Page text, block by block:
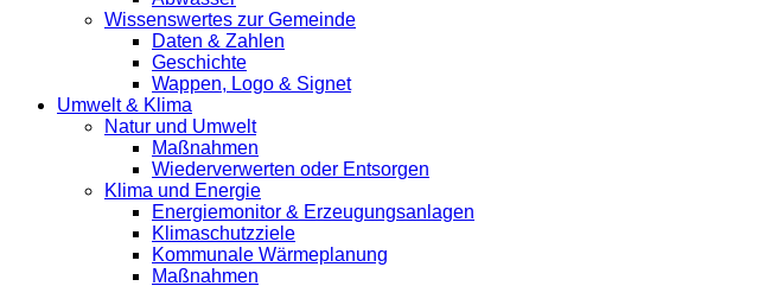
Wissenswertes zur Gemeinde
Daten & Zahlen
Geschichte
Wappen, Logo & Signet
Umwelt & Klima
Natur und Umwelt
Maßnahmen
Wiederverwerten oder Entsorgen
Klima und Energie
Energiemonitor & Erzeugungsanlagen
Klimaschutzziele
Kommunale Wärmeplanung
Maßnahmen